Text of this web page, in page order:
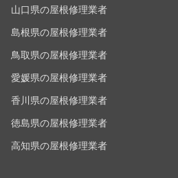
山口県の屋根修理業者
島根県の屋根修理業者
鳥取県の屋根修理業者
愛媛県の屋根修理業者
香川県の屋根修理業者
徳島県の屋根修理業者
高知県の屋根修理業者